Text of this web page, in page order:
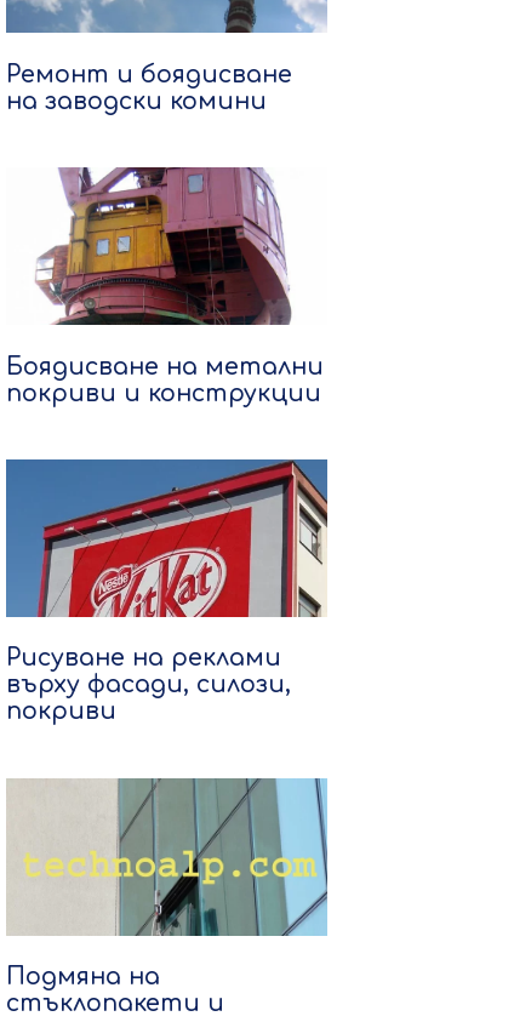
Ремонт и боядисване
на заводски комини
Боядисване на метални
покриви и конструкции
Рисуване на реклами
върху фасади, силози,
покриви
Подмяна на
стъклопакети и